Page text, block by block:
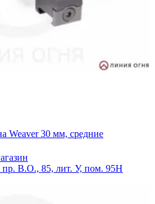
Weaver 30 мм, средние
пр. В.О., 85, лит. У, пом. 95Н